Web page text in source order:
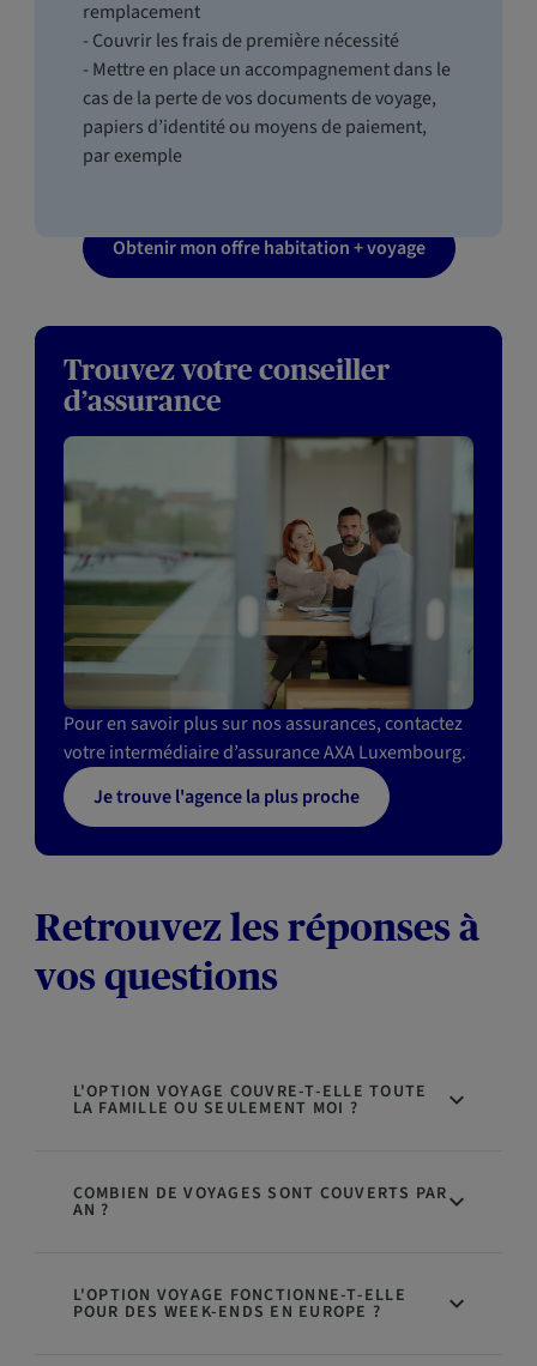
remplacement
- Couvrir les frais de première nécessité
- Mettre en place un accompagnement dans le
cas de la perte de vos documents de voyage,
papiers d’identité ou moyens de paiement,
par exemple
Obtenir mon offre habitation + voyage
Trouvez votre conseiller
d’assurance
Pour en savoir plus sur nos assurances, contactez
votre intermédiaire d’assurance AXA Luxembourg.
Je trouve l'agence la plus proche
Retrouvez les réponses à
vos questions
L'OPTION VOYAGE COUVRE-T-ELLE TOUTE
LA FAMILLE OU SEULEMENT MOI ?
COMBIEN DE VOYAGES SONT COUVERTS PAR
AN ?
L'OPTION VOYAGE FONCTIONNE-T-ELLE
POUR DES WEEK-ENDS EN EUROPE ?